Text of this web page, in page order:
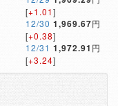
[+1.01]
12/30 1,969.67円
[+0.38]
12/31 1,972.91 円
[+3.24]